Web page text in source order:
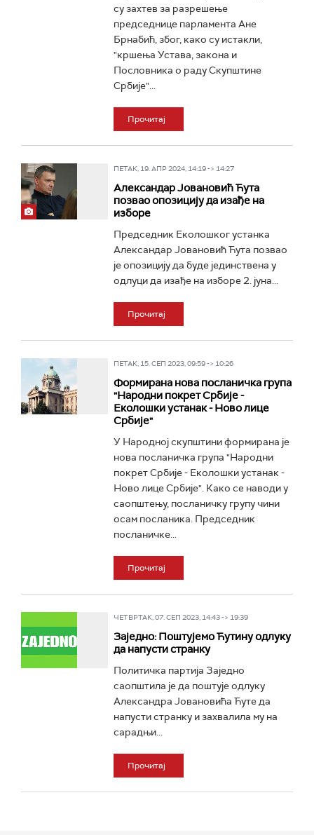
су захтев за разрешење
председнице парламента Ане
Брнабић, због, како су истакли,
"кршења Устава, закона и
Пословника о раду Скупштине
Србије"...
Прочитај
ПЕТАК, 19. АПР 2024, 14:19 -> 14:27
Александар Јовановић Ћута
позвао опозицију да изађе на
изборе
Председник Еколошког устанка
Александар Јовановић Ћута позвао
је опозицију да буде јединствена у
одлуци да изађе на изборе 2. јуна...
Прочитај
ПЕТАК, 15. СЕП 2023, 09:59 -> 10:26
Формирана нова посланичка група
"Народни покрет Србије -
Еколошки устанак - Ново лице
Србије"
У Народној скупштини формирана је
нова посланичка група "Народни
покрет Србије - Еколошки устанак -
Ново лице Србије". Како се наводи у
саопштењу, посланичку групу чини
осам посланика. Председник
посланичке...
Прочитај
ЧЕТВРТАК, 07. СЕП 2023, 14:43 -> 19:39
Заједно: Поштујемо Ћутину одлуку
да напусти странку
Политичка партија Заједно
саопштила је да поштује одлуку
Александра Јовановића Ћуте да
напусти странку и захвалила му на
сарадњи...
Прочитај